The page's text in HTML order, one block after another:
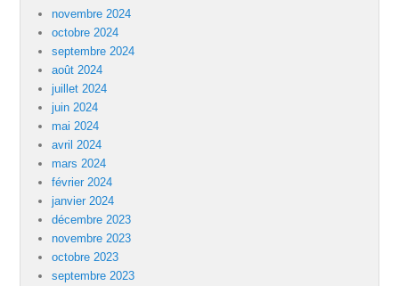
novembre 2024
octobre 2024
septembre 2024
août 2024
juillet 2024
juin 2024
mai 2024
avril 2024
mars 2024
février 2024
janvier 2024
décembre 2023
novembre 2023
octobre 2023
septembre 2023